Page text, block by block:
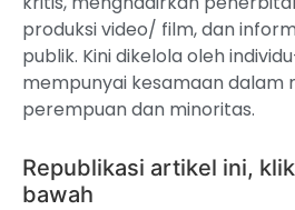
produksi video/ film, dan
publik. Kini dikelola oleh
mempunyai kesamaan dalam
perempuan dan minoritas.
Republikasi artikel ini,
bawah